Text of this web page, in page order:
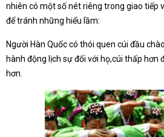
nhiên có một số nét riêng trong giao tiếp
để tránh những hiểu lầm:
Người Hàn Quốc có thói quen cúi đầu
hành động lịch sự đối với họ̣,cúi thấp hơn
hơn.